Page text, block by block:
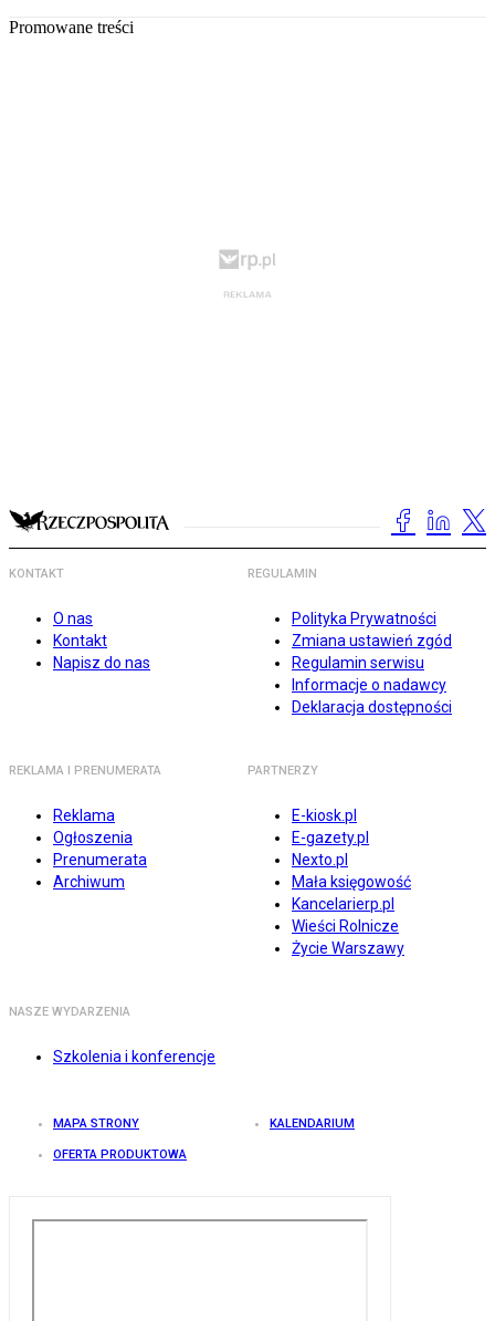
Promowane treści
KONTAKT
O nas
Kontakt
Napisz do nas
REGULAMIN
Polityka Prywatności
Zmiana ustawień zgód
Regulamin serwisu
Informacje o nadawcy
Deklaracja dostępności
REKLAMA I PRENUMERATA
Reklama
Ogłoszenia
Prenumerata
Archiwum
PARTNERZY
E-kiosk.pl
E-gazety.pl
Nexto.pl
Mała księgowość
Kancelarierp.pl
Wieści Rolnicze
Życie Warszawy
NASZE WYDARZENIA
Szkolenia i konferencje
MAPA STRONY KALENDARIUM
OFERTA PRODUKTOWA